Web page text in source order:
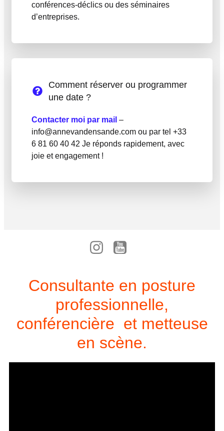
conférences-déclics ou des séminaires
d’entreprises.
Comment réserver ou programmer
une date ?
Contacter moi par mail–
info@annevandensande.com ou par tel +33
6 81 60 40 42 Je réponds rapidement, avec
joie et engagement !
Consultante en posture
professionnelle,
conférencière et metteuse
en scène.